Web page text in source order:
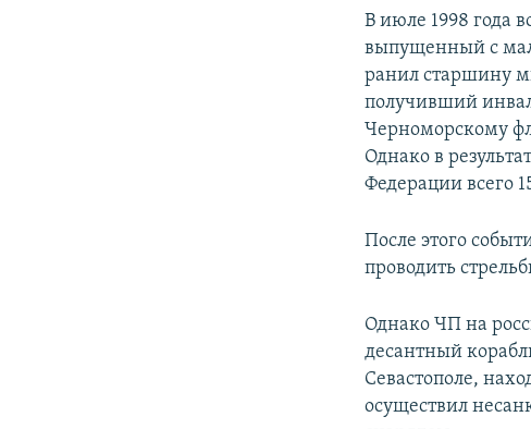
В июле 1998 года
выпущенный с
ранил старшину
получивший
Черноморскому
Однако в
Федерации всего
После этого
проводить
Однако ЧП на
десантный
Севастополе,
осуществил